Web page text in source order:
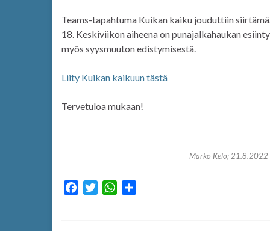
Teams-tapahtuma Kuikan kaiku jouduttiin
18. Keskiviikon aiheena on punajalkahaukan
myös syysmuuton edistymisestä.
Liity Kuikan kaikuun tästä
Tervetuloa mukaan!
Marko Kelo; 21.8.2022
W